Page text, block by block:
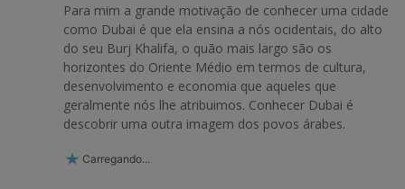
Para mim a grande motivação de conhecer uma cidade
como Dubai é que ela ensina a nós ocidentais, do alto
do seu Burj Khalifa, o quão mais largo são os
horizontes do Oriente Médio em termos de cultura,
desenvolvimento e economia que aqueles que
geralmente nós lhe atribuimos. Conhecer Dubai é
descobrir uma outra imagem dos povos árabes.
Carregando...